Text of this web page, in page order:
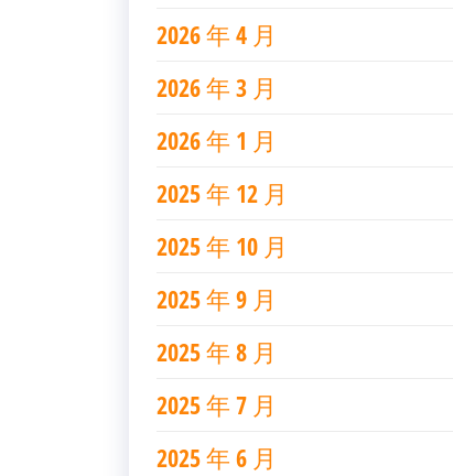
2026 年 4 月
2026 年 3 月
2026 年 1 月
2025 年 12 月
2025 年 10 月
2025 年 9 月
2025 年 8 月
2025 年 7 月
2025 年 6 月